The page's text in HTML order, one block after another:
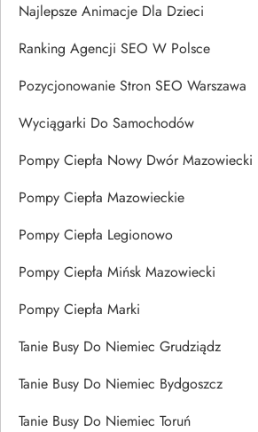
Najlepsze Animacje Dla Dzieci
Ranking Agencji SEO W Polsce
Pozycjonowanie Stron SEO Warszawa
Wyciągarki Do Samochodów
Pompy Ciepła Nowy Dwór Mazowiecki
Pompy Ciepła Mazowieckie
Pompy Ciepła Legionowo
Pompy Ciepła Mińsk Mazowiecki
Pompy Ciepła Marki
Tanie Busy Do Niemiec Grudziądz
Tanie Busy Do Niemiec Bydgoszcz
Tanie Busy Do Niemiec Toruń